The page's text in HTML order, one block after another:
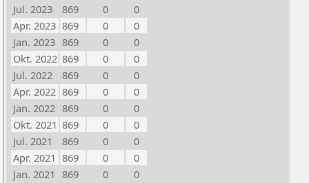
Jul. 2023
869 0
0
Apr. 2023 869 0
0
Jan. 2023 869 0
0
Okt. 2022 869 0
0
Jul. 2022
869 0
0
Apr. 2022 869 0
0
Jan. 2022 869 0
0
Okt. 2021 869 0
0
Jul. 2021
869 0
0
Apr. 2021 869 0
0
Jan. 2021 869 0
0